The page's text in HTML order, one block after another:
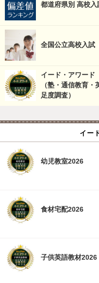
都道府県別 高校
全国公立高校入試
イード・アワード
（塾・通信教育
足度調査）
イー
幼児教室2026
食材宅配2026
子供英語教材2026